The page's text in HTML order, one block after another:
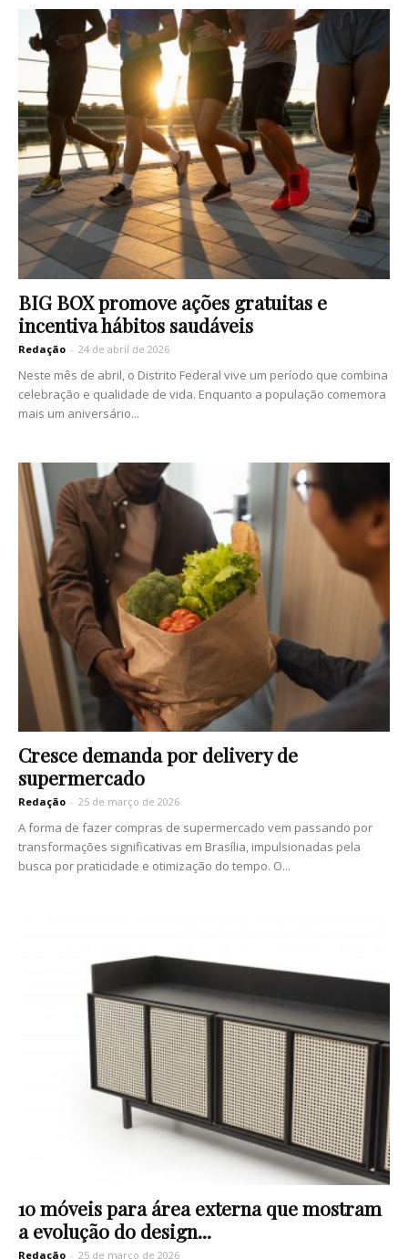
BIG BOX promove ações gratuitas e
incentiva hábitos saudáveis
Redação - 24 de abril de 2026
Neste mês de abril, o Distrito Federal vive um período que combina
celebração e qualidade de vida. Enquanto a população comemora
mais um aniversário...
Cresce demanda por delivery de
supermercado
Redação - 25 de março de 2026
A forma de fazer compras de supermercado vem passando por
transformações significativas em Brasília, impulsionadas pela
busca por praticidade e otimização do tempo. O...
10 móveis para área externa que mostram
a evolução do design...
Redação - 25 de março de 2026